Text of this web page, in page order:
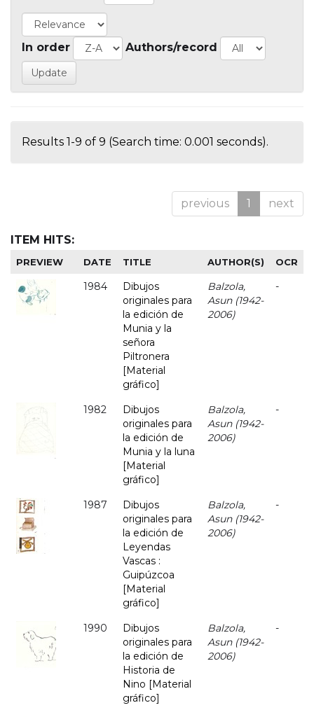
In order Authors/record
Results 1-9 of 9 (Search time: 0.001 seconds).
previous 1 next
ITEM HITS:
PREVIEW DATE TITLE AUTHOR(S) OCR
1984
Dibujos
originales para
la edición de
Munia y la
señora
Piltronera
[Material
gráfico]
Balzola,
Asun (1942-
2006)
-
1982
Dibujos
originales para
la edición de
Munia y la luna
[Material
gráfico]
Balzola,
Asun (1942-
2006)
-
1987
Dibujos
originales para
la edición de
Leyendas
Vascas :
Guipúzcoa
[Material
gráfico]
Balzola,
Asun (1942-
2006)
-
1990
Dibujos
originales para
la edición de
Historia de
Nino [Material
gráfico]
Balzola,
Asun (1942-
2006)
-